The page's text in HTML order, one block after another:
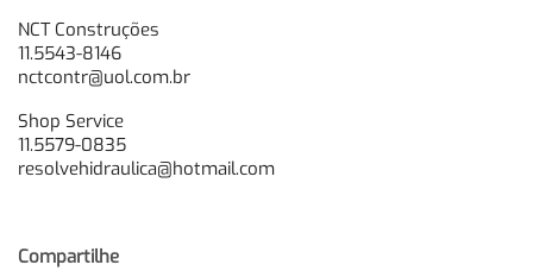
NCT Construções
11.5543-8146
nctcontr@uol.com.br
Shop Service
11.5579-0835
resolvehidraulica@hotmail.com
Compartilhe